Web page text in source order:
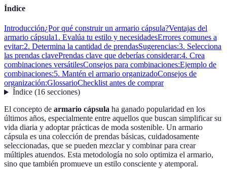
Índice
Introducción¿Por qué construir un armario cápsula?Ventajas del
armario cápsula1. Evalúa tu estilo y necesidadesErrores comunes a
evitar:2. Determina la cantidad de prendasSugerencias:3. Selecciona
las prendas clavePrendas clave que deberías considerar:4. Crea
combinaciones versátilesConsejos para combinaciones:Ejemplo de
combinaciones:5. Mantén el armario organizadoConsejos de
organización:GlossarioChecklist antes de comprar
Índice(16 secciones)
El concepto de armario cápsula ha ganado popularidad en los
últimos años, especialmente entre aquellos que buscan simplificar su
vida diaria y adoptar prácticas de moda sostenible. Un armario
cápsula es una colección de prendas básicas, cuidadosamente
seleccionadas, que se pueden mezclar y combinar para crear
múltiples atuendos. Esta metodología no solo optimiza el armario,
sino que también promueve un estilo consciente y atemporal.